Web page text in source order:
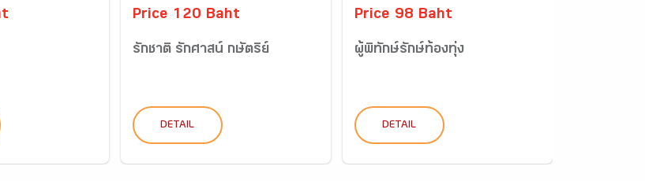
Price 120 Baht
รักชาติ รักศาสน์ กษัตริย์
DETAIL
Price 98 Baht
ผู้พิทักษ์รักษ์ท้องทุ่ง
DETAIL